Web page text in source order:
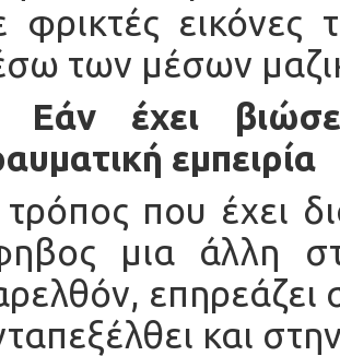
φρικτές εικόνες
των μέσων
Εάν έχει
εμπειρία
που έχει
μια άλλη
επηρεάζει
και